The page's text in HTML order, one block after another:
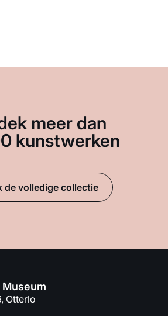
meer dan
kunstwerken
de volledige collectie
Otterlo